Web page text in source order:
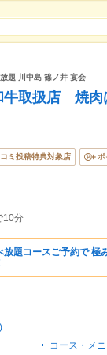
題 川中島 篠ノ井 宴会
牛取扱店 焼
ミ投稿特典対象店
10分
題コースご予約で 極
コース・メ